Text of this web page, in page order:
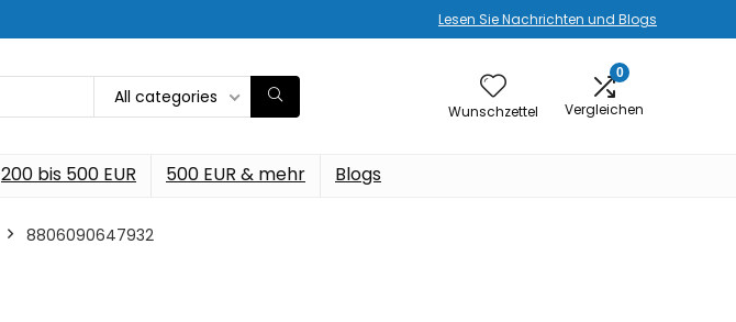
Lesen Sie Nachrichten und Blogs
All categories
Wunschzettel
0
Vergleichen
200 bis 500 EUR 500 EUR & mehr Blogs
‎8806090647932